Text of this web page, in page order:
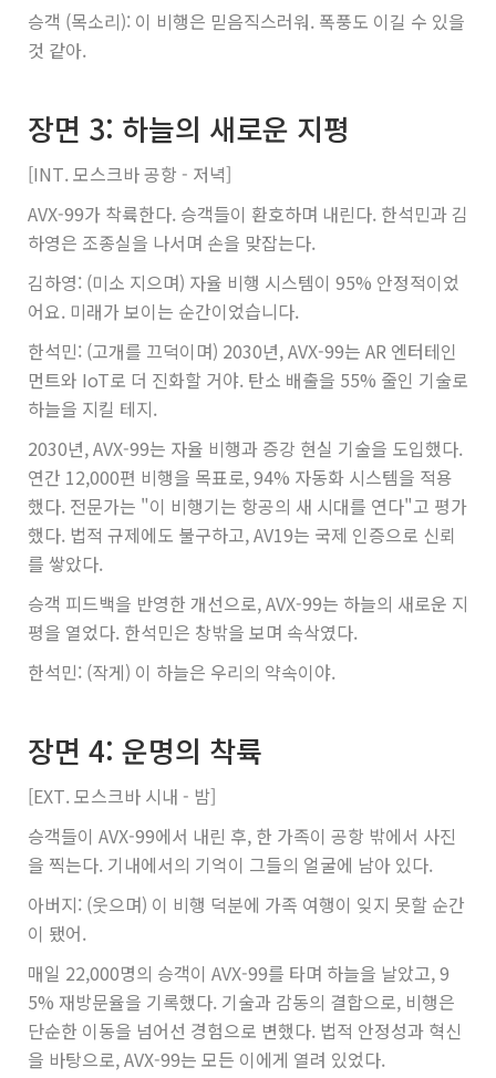
승객 (목소리): 이 비행은 믿음직스러워. 폭풍도 이길 수 있을
것 같아.
장면 3: 하늘의 새로운 지평
[INT. 모스크바 공항 - 저녁]
AVX-99가 착륙한다. 승객들이 환호하며 내린다. 한석민과 김
하영은 조종실을 나서며 손을 맞잡는다.
김하영: (미소 지으며) 자율 비행 시스템이 95% 안정적이었
어요. 미래가 보이는 순간이었습니다.
한석민: (고개를 끄덕이며) 2030년, AVX-99는 AR 엔터테인
먼트와 IoT로 더 진화할 거야. 탄소 배출을 55% 줄인 기술로
하늘을 지킬 테지.
2030년, AVX-99는 자율 비행과 증강 현실 기술을 도입했다.
연간 12,000편 비행을 목표로, 94% 자동화 시스템을 적용
했다. 전문가는 "이 비행기는 항공의 새 시대를 연다"고 평가
했다. 법적 규제에도 불구하고, AV19는 국제 인증으로 신뢰
를 쌓았다.
승객 피드백을 반영한 개선으로, AVX-99는 하늘의 새로운 지
평을 열었다. 한석민은 창밖을 보며 속삭였다.
한석민: (작게) 이 하늘은 우리의 약속이야.
장면 4: 운명의 착륙
[EXT. 모스크바 시내 - 밤]
승객들이 AVX-99에서 내린 후, 한 가족이 공항 밖에서 사진
을 찍는다. 기내에서의 기억이 그들의 얼굴에 남아 있다.
아버지: (웃으며) 이 비행 덕분에 가족 여행이 잊지 못할 순간
이 됐어.
매일 22,000명의 승객이 AVX-99를 타며 하늘을 날았고, 9
5% 재방문율을 기록했다. 기술과 감동의 결합으로, 비행은
단순한 이동을 넘어선 경험으로 변했다. 법적 안정성과 혁신
을 바탕으로, AVX-99는 모든 이에게 열려 있었다.